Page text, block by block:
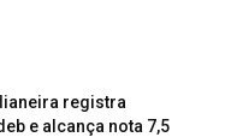
registra
e alcança nota 7,5